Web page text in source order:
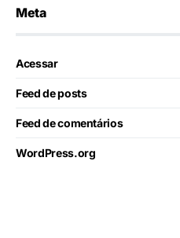
Meta
Acessar
Feed de posts
Feed de comentários
WordPress.org